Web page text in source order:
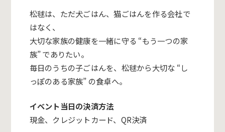
松毬は、ただ犬ごはん、猫ごはんを作る会社で
はなく、
大切な家族の健康を一緒に守る “もう一つの家
族” でありたい。
毎日のうちの子ごはんを、松毬から大切な “し
っぽのある家族” の食卓へ。
イベント当日の決済方法
現金、クレジットカード、QR決済